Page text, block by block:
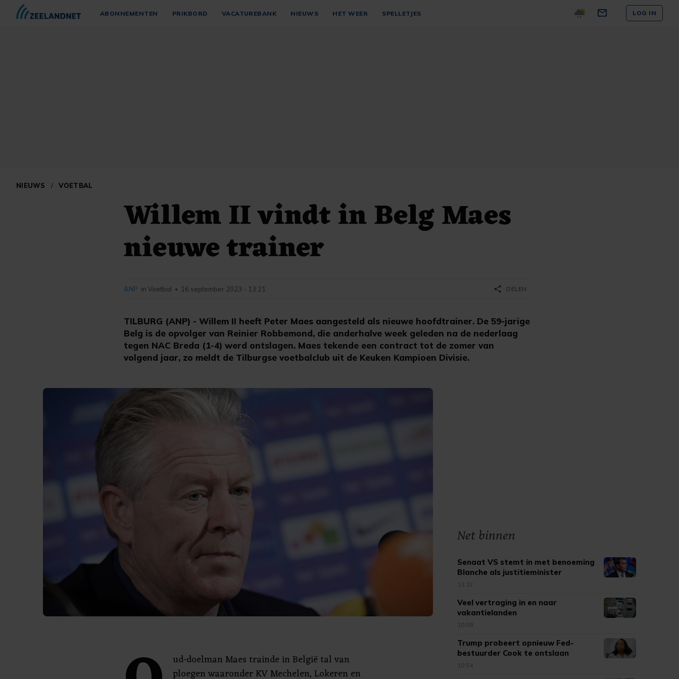
ABONNEMENTEN PRIKBORD VACATUREBANK NIEUWS HET WEER SPELLETJES LOG IN
NIEUWS / VOETBAL
Willem II vindt in Belg Maes
nieuwe trainer
TILBURG (ANP) - Willem II heeft Peter Maes aangesteld als nieuwe hoofdtrainer. De 59-jarige
Belg is de opvolger van Reinier Robbemond, die anderhalve week geleden na de nederlaag
tegen NAC Breda (1-4) werd ontslagen. Maes tekende een contract tot de zomer van
volgend jaar, zo meldt de Tilburgse voetbalclub uit de Keuken Kampioen Divisie.
ANP in Voetbal • 16 september 2023 - 13:21 share DELEN
ud-doelman Maes trainde in België tal van
ploegen waaronder KV Mechelen, Lokeren en
Net binnen
Senaat VS stemt in met benoeming
Blanche als justitieminister
11:12
Veel vertraging in en naar
vakantielanden
10:58
Trump probeert opnieuw Fed-
bestuurder Cook te ontslaan
10:54